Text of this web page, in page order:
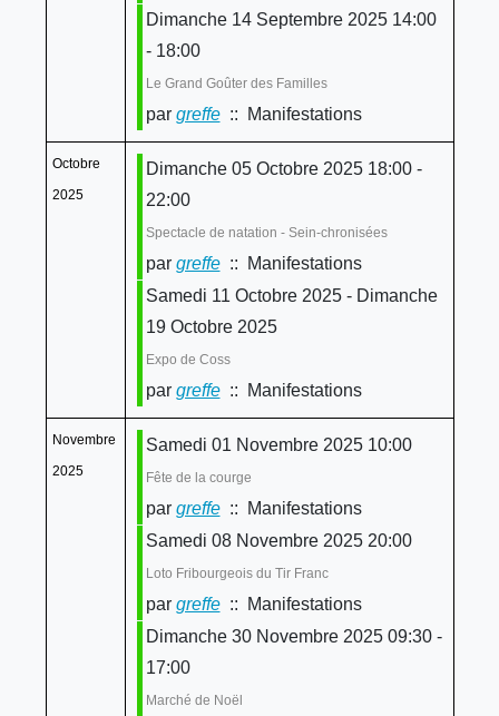
Dimanche 14 Septembre 2025 14:00
- 18:00
Le Grand Goûter des Familles
par greffe:: Manifestations
Octobre
2025
Dimanche 05 Octobre 2025 18:00 -
22:00
Spectacle de natation - Sein-chronisées
par greffe:: Manifestations
Samedi 11 Octobre 2025 - Dimanche
19 Octobre 2025
Expo de Coss
par greffe:: Manifestations
Novembre
2025
Samedi 01 Novembre 2025 10:00
Fête de la courge
par greffe:: Manifestations
Samedi 08 Novembre 2025 20:00
Loto Fribourgeois du Tir Franc
par greffe:: Manifestations
Dimanche 30 Novembre 2025 09:30 -
17:00
Marché de Noël